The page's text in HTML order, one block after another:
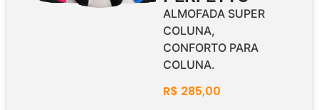
ALMOFADA SUPER
COLUNA,
CONFORTO PARA
COLUNA.
R$ 285,00